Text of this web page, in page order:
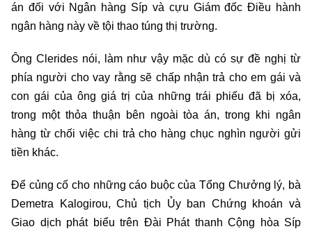
án đối với Ngân hàng Síp và cựu Giám đốc Điều hành
ngân hàng này về tội thao túng thị trường.
Ông Clerides nói, làm như vậy mặc dù có sự đề nghị từ
phía người cho vay rằng sẽ chấp nhận trả cho em gái và
con gái của ông giá trị của những trái phiếu đã bị xóa,
trong một thỏa thuận bên ngoài tòa án, trong khi ngân
hàng từ chối việc chi trả cho hàng chục nghìn người gửi
tiền khác.
Để củng cố cho những cáo buộc của Tổng Chưởng lý, bà
Demetra Kalogirou, Chủ tịch Ủy ban Chứng khoán và
Giao dịch phát biểu trên Đài Phát thanh Cộng hòa Síp